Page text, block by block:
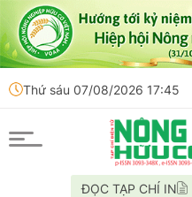
Thứ sáu 07/08/2026 17:45
ĐỌC TẠP CHÍ IN